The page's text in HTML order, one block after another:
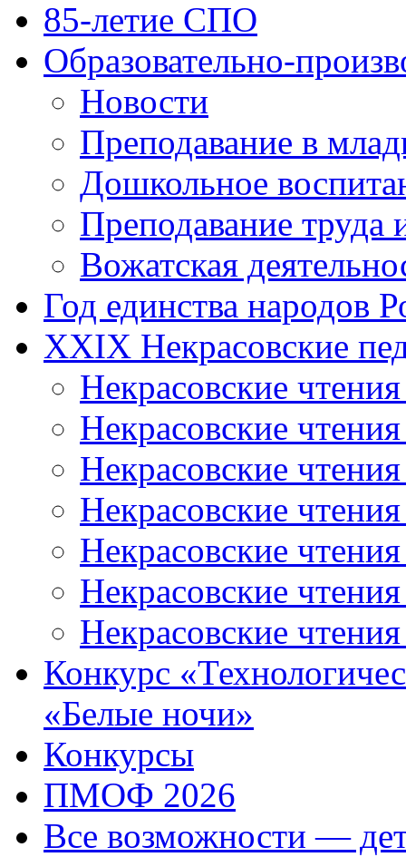
85-летие СПО
Образовательно-
Новости
Преподавание в
Дошкольное
Преподавание труда
Вожатская
Год единства народов
XXIX Некрасовские
Некрасовские
Некрасовские
Некрасовские
Некрасовские
Некрасовские
Некрасовские
Некрасовские
Конкурс
«Белые ночи»
Конкурсы
ПМОФ 2026
Все возможности —